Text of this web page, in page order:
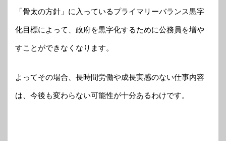
「骨太の方針」に入っているプライマリーバランス黒字
化目標によって、政府を黒字化するために公務員を増や
すことができなくなります。
よってその場合、長時間労働や成長実感のない仕事内容
は、今後も変わらない可能性が十分あるわけです。